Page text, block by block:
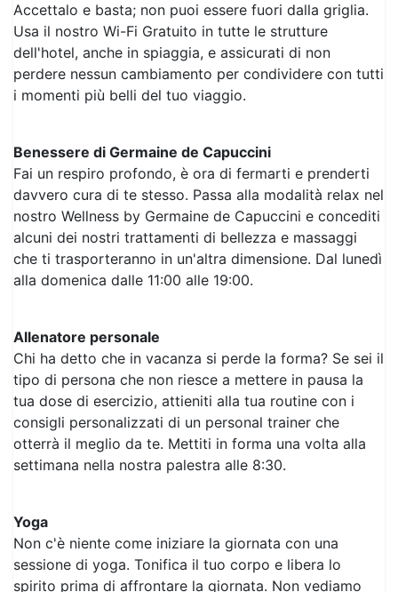
Accettalo e basta; non puoi essere fuori dalla griglia.
Usa il nostro Wi-Fi Gratuito in tutte le strutture
dell'hotel, anche in spiaggia, e assicurati di non
perdere nessun cambiamento per condividere con tutti
i momenti più belli del tuo viaggio.
Benessere di Germaine de Capuccini
Fai un respiro profondo, è ora di fermarti e prenderti
davvero cura di te stesso. Passa alla modalità relax nel
nostro Wellness by Germaine de Capuccini e concediti
alcuni dei nostri trattamenti di bellezza e massaggi
che ti trasporteranno in un'altra dimensione. Dal lunedì
alla domenica dalle 11:00 alle 19:00.
Allenatore personale
Chi ha detto che in vacanza si perde la forma? Se sei il
tipo di persona che non riesce a mettere in pausa la
tua dose di esercizio, attieniti alla tua routine con i
consigli personalizzati di un personal trainer che
otterrà il meglio da te. Mettiti in forma una volta alla
settimana nella nostra palestra alle 8:30.
Yoga
Non c'è niente come iniziare la giornata con una
sessione di yoga. Tonifica il tuo corpo e libera lo
spirito prima di affrontare la giornata. Non vediamo